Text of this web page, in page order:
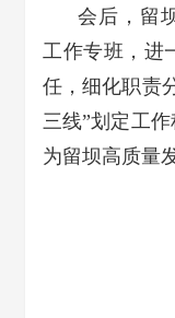
会后， 留
工作专班，进
任，细化职责
三线”划定工作
为留坝高质量